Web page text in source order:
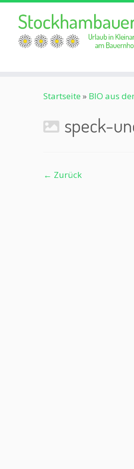
Startseite » BIO aus
speck-
← Zurück